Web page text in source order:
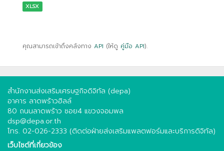
XLSX
คุณสามารถเข้าถึงคลังทาง API (ให้ดู คู่มือ API).
สำนักงานส่งเสริมเศรษฐกิจดิจิทัล (depa)
อาคาร ลาดพร้าวฮิลล์
80 ถนนลาดพร้าว ซอย4 แขวงจอมพล
dsp@depa.or.th
โทร. 02-026-2333 (ติดต่อฝ่ายส่งเสริมแพลตฟอร์มและบริการดิจิทัล)
เว็บไซต์ที่เกี่ยวข้อง